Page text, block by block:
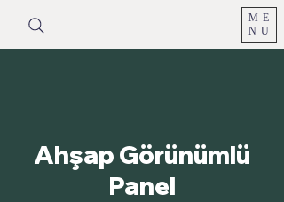
ME
NU
Ahşap Görünümlü
Panel